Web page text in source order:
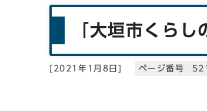
「大垣市くら
2021年1月8日 ページ番号